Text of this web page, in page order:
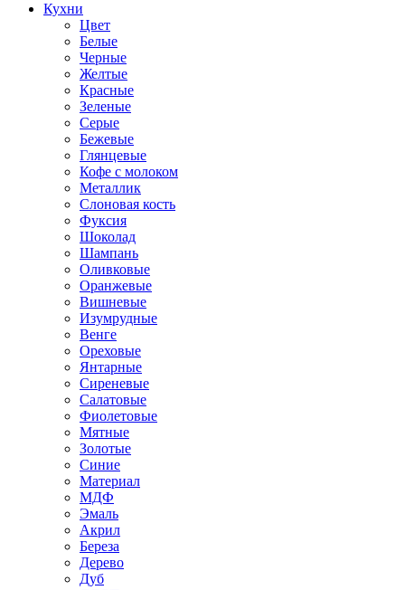
Кухни
Цвет
Белые
Черные
Желтые
Красные
Зеленые
Серые
Бежевые
Глянцевые
Кофе с молоком
Металлик
Слоновая кость
Фуксия
Шоколад
Шампань
Оливковые
Оранжевые
Вишневые
Изумрудные
Венге
Ореховые
Янтарные
Сиреневые
Салатовые
Фиолетовые
Мятные
Золотые
Синие
Материал
МДФ
Эмаль
Акрил
Береза
Дерево
Дуб